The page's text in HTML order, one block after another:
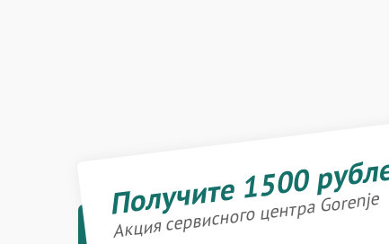
Получите 1500
Акция сервисного центра Gorenje